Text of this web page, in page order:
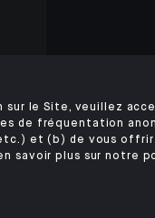
le Site, veuillez
de fréquentation
et (b) de vous offrir
savoir plus sur